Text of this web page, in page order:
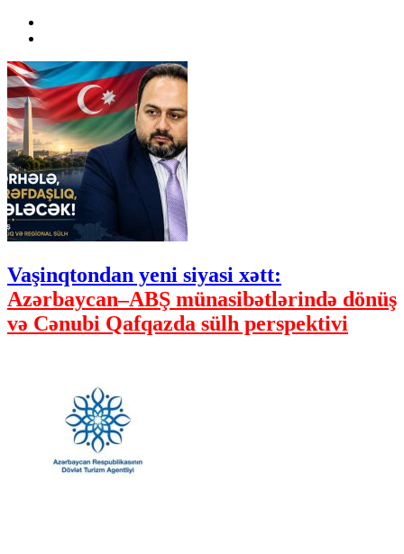
Vaşinqtondan yeni siyasi xətt:
Azərbaycan–ABŞ münasibətlərində dönüş
və Cənubi Qafqazda sülh perspektivi